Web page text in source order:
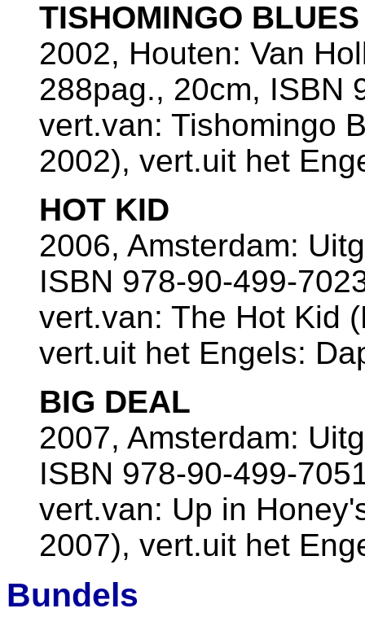
TISHOMINGO BLUES
2002, Houten: Van
288pag., 20cm, ISBN
vert.van: Tishomingo
2002), vert.uit het
HOT KID
2006, Amsterdam:
ISBN 978-90-499-
vert.van: The Hot Kid
vert.uit het Engels:
BIG DEAL
2007, Amsterdam:
ISBN 978-90-499-
vert.van: Up in
2007), vert.uit het
Bundels